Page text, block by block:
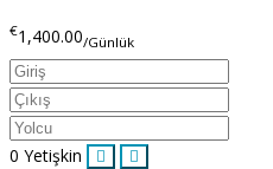
€1,400.00/Günlük
0 Yetişkin